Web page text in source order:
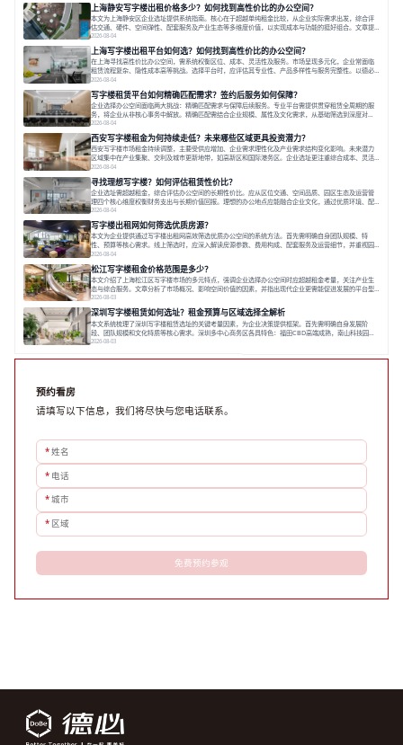
上海静安写字楼出租价格多少？如何找到高性价比的办公空间？
本文为上海静安区企业选址提供系统指南。核心在于超越单纯租金比较，从企业实际需求出发，综合评
估交通、硬件、空间弹性、配套服务及产业生态等多维度价值，以实现成本与功能的挺好组合。文章提
出打破固定工位思维，采用精装灵活空间与共享配套以提升性价比，并通过不同规模企业的实际案例加
以说明。之后指出，专业运营服务商提供的稳定环境、社群活动与产业集聚等增值服务，是很大化空间
价值、助力企业成长的关键。对于许多在
2026-08-04
上海写字楼出租平台如何选？如何找到高性价比的办公空间？
在上海寻找高性价比办公空间，需系统权衡区位、成本、灵活性及服务。市场呈现多元化，企业常面临
租赁流程复杂、隐性成本高等挑战。选择平台时，应评估其专业性、产品多样性与服务完整性。以德必
为例，其提供从空间到生态的解决方案，通过特色园区、灵活产品和丰富配套，满足不同企业需求。企
业应明确自身需求，实地考察，选择能支持长期发展、提升竞争力的办公空间。在上海寻找合适的办公
空间，对于企业行政负责人、中小企业主
2026-08-04
写字楼租赁平台如何精确匹配需求？签约后服务如何保障？
企业选择办公空间面临两大挑战：精确匹配需求与保障后续服务。专业平台需提供贯穿租赁全周期的服
务，将企业从非核心事务中解放。精确匹配需结合企业规模、属性及文化需求，从基础筛选到深度对
接；签约后则需构建覆盖硬件运维、共享配套及专业物业的全周期保障体系。德必集团通过标准化服务
与个性化运营结合，以全国布局和产业生态圈为企业提供稳定支持，体现了从信息撮合到深度服务的能
力转变。在为企业寻找办公空间的过程中，
2026-08-04
西安写字楼租金为何持续走低？未来哪些区域更具投资潜力？
西安写字楼市场租金持续调整，主要受供应增加、企业需求理性化及产业需求结构变化影响。未来潜力
区域集中在产业集聚、交利及城市更新地带，如高新区和国际港务区。企业选址更注重综合成本、灵活
性与员工体验，倾向于提供全包式服务的办公空间。专业运营方通过空间优化与社群服务，助力企业成
长，推动市场向多元化、高性价比方向发展。近年来，西安写字楼市场呈现出租金持续调整的态势，这
一现象引发了的广泛关注。作为西部重要
2026-08-04
寻找理想写字楼？如何评估租赁性价比？
企业选址需超越租金，综合评估办公空间的长期性价比。应从区位交通、空间品质、园区生态及运营管
理四个核心维度权衡财务支出与长期价值回报。理想的办公地点应能融合企业文化，通过优质环境、配
套服务及社群资源赋能业务增长，实现成本与价值的平衡。对于许多正在成长或寻求稳定发展的企业而
言，寻找一处合适的办公空间是一项至关重要的决策。这不仅关系到团队的日常工作效率与协作氛围，
更直接影响着企业的品牌形象、运营成本
2026-08-04
写字楼出租网如何筛选优质房源？
本文为企业提供通过写字楼出租网高效筛选优质办公空间的系统方法。首先需明确自身团队规模、特
性、预算等核心需求。线上筛选时，应深入解读房源参数、费用构成、配套服务及运营细节，并重视园
区产业生态与交通区位价值。同时，需考察运营方的品牌背景与持续服务能力。完成线上初选后，必须
进行线下实地验证，核对空间实景、测试设施、感受园区氛围并确认合同条款，从而做出精确决策。在
数字化时代，写字楼出租网已成为企业寻找
2026-08-04
松江写字楼租金价格范围是多少？
本文介绍了上海松江区写字楼市场的多元特点，强调企业选择办公空间时应超越租金考量，关注产业生
态与综合服务。文章分析了市场概况、影响空间价值的因素，并指出现代企业更需能促进发展的平台型
空间。之后，以德必集团为例，说明运营方如何通过构建服务生态助力企业成长，建议企业系统评估需
求与长期价值，选择匹配的发展载体。对于许多寻求在上海松江区设立或扩展办公空间的企业而言，了
解该区域的写字楼市场概况是决策的首先
2026-08-03
深圳写字楼租赁如何选址？租金预算与区域选择全解析
本文系统梳理了深圳写字楼租赁选址的关键考量因素，为企业决策提供框架。首先需明确自身发展阶
段、团队规模和文化特质等核心需求。深圳多中心商务区各具特色：福田CBD高端成熟，南山科技园创
新活力强，前海具政策优势。除传统写字楼外，创意产业园注重生态与社群，适合文创、科技类企业。
款。选址是综合性战略决策，旨在让办公
2026-08-03
预约看房
请填写以下信息，我们将尽快与您电话联系。
*姓名
* 电话
*城市
* 区域
免费预约参观